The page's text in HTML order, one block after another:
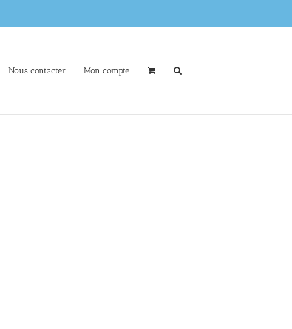
Nous contacter Mon compte